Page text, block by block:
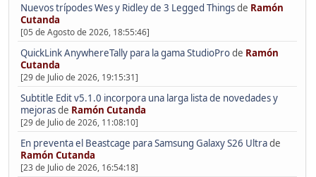
Nuevos trípodes Wes y Ridley de 3 Legged Thingsde Ramón
Cutanda
[05 de Agosto de 2026, 18:55:46]
QuickLink AnywhereTally para la gama StudioProde Ramón
Cutanda
[29 de Julio de 2026, 19:15:31]
Subtitle Edit v5.1.0 incorpora una larga lista de novedades y
mejorasde Ramón Cutanda
[29 de Julio de 2026, 11:08:10]
En preventa el Beastcage para Samsung Galaxy S26 Ultrade
Ramón Cutanda
[23 de Julio de 2026, 16:54:18]